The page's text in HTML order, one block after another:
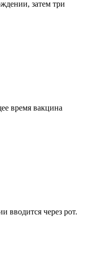
затем три
время вакцина
вводится через рот.